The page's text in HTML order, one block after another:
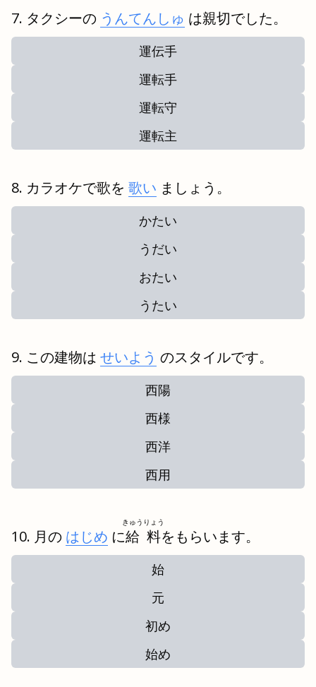
タクシーの うんてんしゅ は親切でした。
運伝手
運転手
運転守
運転主
カラオケで歌を 歌い ましょう。
かたい
うだい
おたい
うたい
この建物は せいよう のスタイルです。
西陽
西様
西洋
西用
月の はじめ に給料
きゅうりょう
をもらいます。
始
元
初め
始め